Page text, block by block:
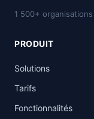
1 500+
PRODUIT
Solutions
Tarifs
Fonctionnalités